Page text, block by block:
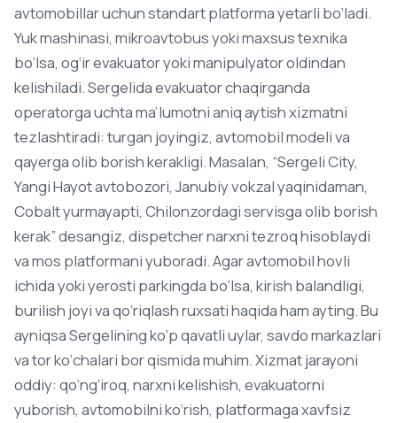
avtomobillar uchun standart platforma yetarli bo‘ladi.
Yuk mashinasi, mikroavtobus yoki maxsus texnika
bo‘lsa, og‘ir evakuator yoki manipulyator oldindan
kelishiladi. Sergelida evakuator chaqirganda
operatorga uchta ma’lumotni aniq aytish xizmatni
tezlashtiradi: turgan joyingiz, avtomobil modeli va
qayerga olib borish kerakligi. Masalan, “Sergeli City,
Yangi Hayot avtobozori, Janubiy vokzal yaqinidaman,
Cobalt yurmayapti, Chilonzordagi servisga olib borish
kerak” desangiz, dispetcher narxni tezroq hisoblaydi
va mos platformani yuboradi. Agar avtomobil hovli
ichida yoki yerosti parkingda bo‘lsa, kirish balandligi,
burilish joyi va qo‘riqlash ruxsati haqida ham ayting. Bu
ayniqsa Sergelining ko‘p qavatli uylar, savdo markazlari
va tor ko‘chalari bor qismida muhim. Xizmat jarayoni
oddiy: qo‘ng‘iroq, narxni kelishish, evakuatorni
yuborish, avtomobilni ko‘rish, platformaga xavfsiz